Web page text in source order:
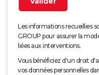
Les informations recueillies
GROUP pour assurer la
liées aux interventions.
Vous bénéficiez d'un droit
vos données personnelles